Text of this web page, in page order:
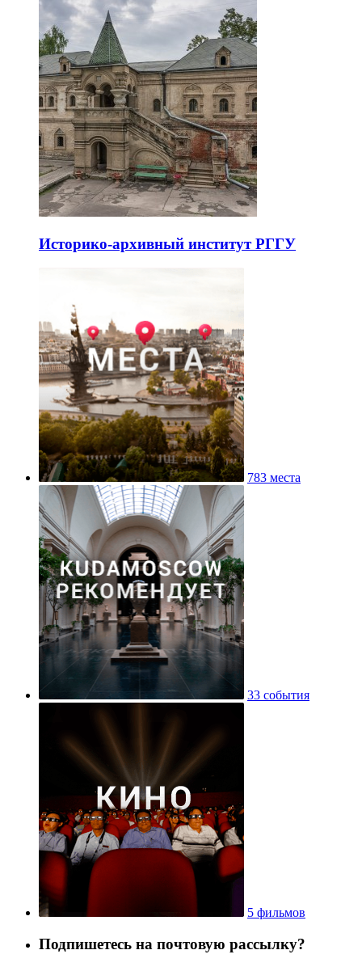
Историко-архивный институт РГГУ
783 места
33 события
5 фильмов
Подпишетесь на почтовую рассылку?